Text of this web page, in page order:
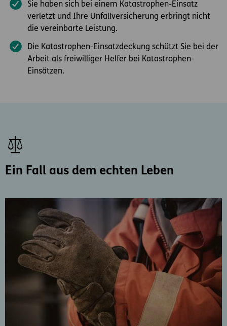
Sie haben sich bei einem Katastrophen-Einsatz
verletzt und Ihre Unfallversicherung erbringt nicht
die vereinbarte Leistung.
Die Katastrophen-Einsatzdeckung schützt Sie bei der
Arbeit als freiwilliger Helfer bei Katastrophen-
Einsätzen.
Ein Fall aus dem echten Leben